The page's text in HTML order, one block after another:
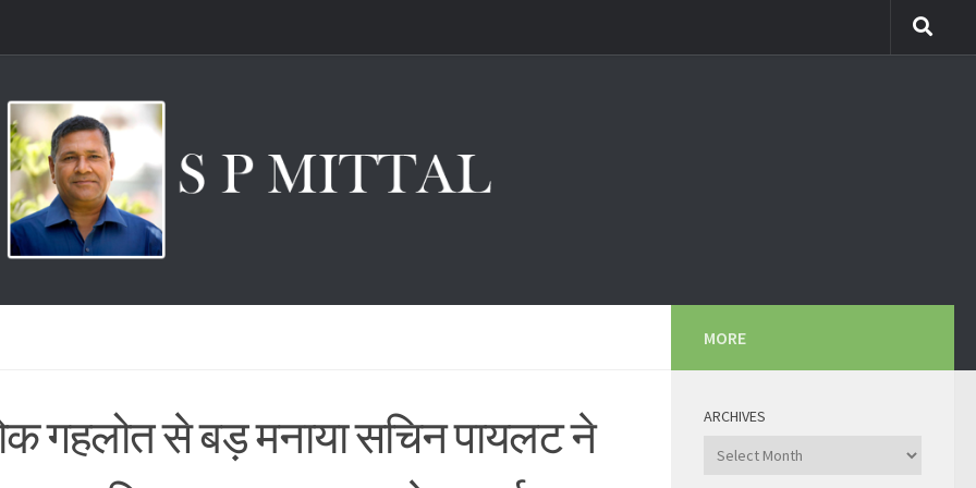
गहलोत से बड़ मनाया सचिन पायलट ने
MORE
ARCHIVES
Archives